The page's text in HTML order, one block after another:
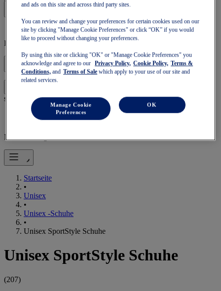
Leerer Warenkorb
starten.
Mobile Navigation
Startseite
•
Unisex
•
Unisex -Schuhe
•
Unisex SportStyle Schuhe
Unisex SportStyle Schuhe
(207)
and ads on this site and across third party sites.
You can review and change your preferences for certain cookies used on our
site by clicking "Manage Cookie Preferences" or click “OK” if you would
like to proceed without changing your preferences.
By using this site or clicking "OK" or "Manage Cookie Preferences" you
acknowledge and agree to our
Privacy Policy, Cookie Policy, Terms &
Conditions, and Terms of Sale which apply to your use of our site and
related services.
Manage Cookie
Preferences
OK